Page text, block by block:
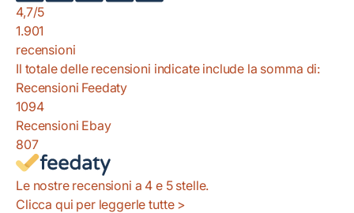
4,7/5
1.901
recensioni
Il totale delle recensioni indicate include la somma di:
Recensioni Feedaty
1094
Recensioni Ebay
807
Le nostre recensioni a 4 e 5 stelle.
Clicca qui per leggerle tutte >